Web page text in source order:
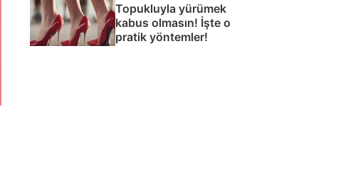
Topukluyla yürümek
kabus olmasın! İşte o
pratik yöntemler!